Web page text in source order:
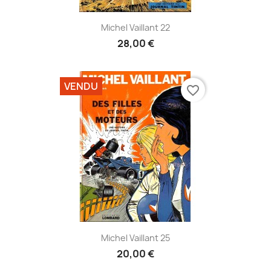
Michel Vaillant 22
28,00 €
Michel Vaillant 25
20,00 €
VENDU favorite_border